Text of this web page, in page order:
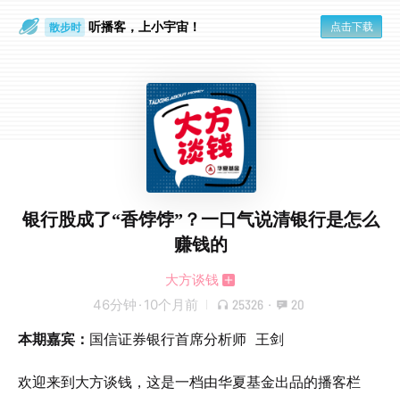
散步时 听播客，上小宇宙！ 点击下载
银行股成了“香饽饽”？一口气说清银行是怎么
赚钱的
大方谈钱
46分钟 · 10个月前 25326 · 20
本期嘉宾： 国信证券银行首席分析师 王剑
欢迎来到大方谈钱，这是一档由华夏基金出品的播客栏